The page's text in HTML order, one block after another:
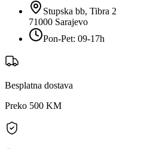
Stupska bb, Tibra 2
71000 Sarajevo
Pon-Pet: 09-17h
Besplatna dostava
Preko 500 KM